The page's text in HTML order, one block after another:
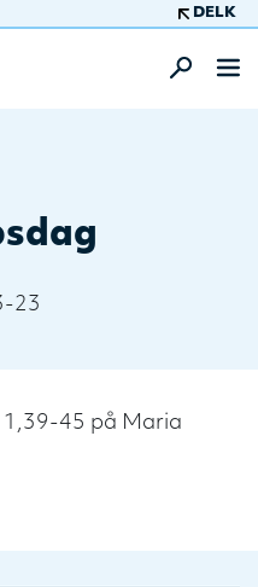
DELK
23
1,39-45 på Maria